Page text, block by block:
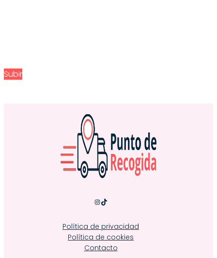
Subir
Instagram
TikTok
Política de privacidad
Política de cookies
Contacto